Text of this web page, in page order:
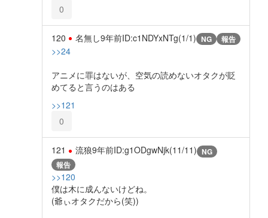
0
120 名無し9年前ID:c1NDYxNTg(1/1) NG 報告
>>24
アニメに罪はないが、空気の読めないオタクが貶
めてると言うのはある
>>121
0
121 流狼9年前ID:g1ODgwNjk(11/11) NG
報告
>>120
僕は木に成んないけどね。
(爺ぃオタクだから(笑))